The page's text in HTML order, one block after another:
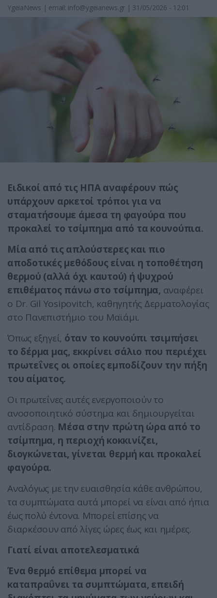
YgeiaNews | email: info@ygeianews.gr | 31/05/2026 - 12:01
Ειδικοί από τις ΗΠΑ αναφέρουν πώς
υπάρχουν αρκετοί τρόποι για να
σταματήσουμε άμεσα τη φαγούρα που
προκαλεί το τσίμπημα από τα κουνούπια.
Μία από τις απλούστερες και πιο
αποδοτικές μεθόδους είναι η τοποθέτηση
θερμού (αλλά όχι καυτού) ή ψυχρού
επιθέματος πάνω στο τσίμπημα, αναφέρει
ο Dr. Gil Yosipovitch, καθηγητής Δερματολογίας
στο Πανεπιστήμιο του Μαϊάμι.
Όπως εξηγεί, όταν το κουνούπι τσιμπήσει
το δέρμα μας, εκκρίνει σάλιο που περιέχει
πρωτεΐνες οι οποίες εμποδίζουν την πήξη
του αίματος.
Οι πρωτεΐνες αυτές ενεργοποιούν το
ανοσοποιητικό σύστημα και δημιουργείται
αντίδραση. Μέσα στην πρώτη ώρα από το
τσίμπημα, η περιοχή κοκκινίζει,
διογκώνεται, γίνεται θερμή και προκαλεί
φαγούρα.
Αναλόγως με την ευαισθησία κάθε ανθρώπου,
τα συμπτώματα αυτά μπορεί να είναι από ήπια
έως πολύ έντονα. Μπορεί επίσης να
διαρκέσουν από λίγες ώρες έως και ημέρες.
Γιατί είναι αποτελεσματικά
Ένα θερμό επίθεμα μπορεί να
καταπραΰνει τα συμπτώματα, επειδή